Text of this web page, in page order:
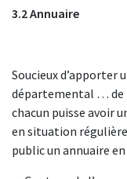
3.2 Annuaire
Soucieux d’apporter
départemental … de
chacun puisse avoir
en situation
public un annuaire